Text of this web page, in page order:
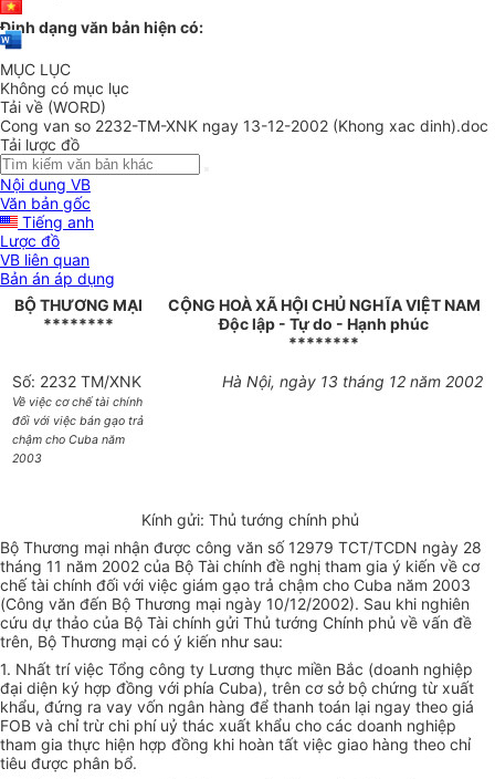
Định dạng văn bản hiện có:
MỤC LỤC
Không có mục lục
Tải về (WORD)
Cong van so 2232-TM-XNK ngay 13-12-2002 (Khong xac dinh).doc
Tải lược đồ
Nội dung VB
Văn bản gốc
Tiếng anh
Lược đồ
VB liên quan
Bản án áp dụng
BỘ THƯƠNG MẠI
********
CỘNG HOÀ XÃ HỘI CHỦ NGHĨA VIỆT NAM
Độc lập - Tự do - Hạnh phúc
********
Số: 2232 TM/XNK
Về việc cơ chế tài chính
đối với việc bán gạo trả
chậm cho Cuba năm
2003
Hà Nội, ngày 13 tháng 12 năm 2002
Kính gửi: Thủ tướng chính phủ
Bộ Thương mại nhận được công văn số 12979 TCT/TCDN ngày 28
tháng 11 năm 2002 của Bộ Tài chính đề nghị tham gia ý kiến về cơ
chế tài chính đối với việc giám gạo trả chậm cho Cuba năm 2003
(Công văn đến Bộ Thương mại ngày 10/12/2002). Sau khi nghiên
cứu dự thảo của Bộ Tài chính gửi Thủ tướng Chính phủ về vấn đề
trên, Bộ Thương mại có ý kiến như sau:
1. Nhất trí việc Tổng công ty Lương thực miền Bắc (doanh nghiệp
đại diện ký hợp đồng với phía Cuba), trên cơ sở bộ chứng từ xuất
khẩu, đứng ra vay vốn ngân hàng để thanh toán lại ngay theo giá
FOB và chỉ trừ chi phí uỷ thác xuất khẩu cho các doanh nghiệp
tham gia thực hiện hợp đồng khi hoàn tất việc giao hàng theo chỉ
tiêu được phân bổ.